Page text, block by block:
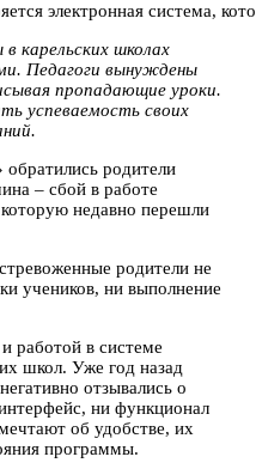
электронная система,
карельских школах
Педагоги вынуждены
пропадающие уроки.
успеваемость своих
родители
– сбой в работе
недавно перешли
родители не
учеников, ни выполнение
работой в системе
школ. Уже год назад
отзывались о
ни функционал
об удобстве, их
программы.